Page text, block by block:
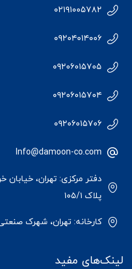
۰۲۱۹۱۰۰۵۷۸۲
۰۹۲۰۴۰۱۴۰۰۶
۰۹۲۰۶۰۱۵۷۰۵
۰۹۲۰۶۰۱۵۷۰۴
۰۹۲۰۶۰۱۵۷۰۶
Info@damoon-co.com
دفتر مرکزی: تهران،
پلاک ۱۰۵/۱
کارخانه: تهران، شهرک صنعتی
لینک‌های مفید